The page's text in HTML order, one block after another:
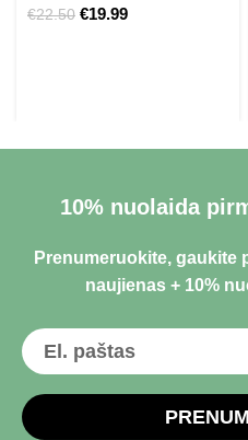
€22.50 €19.99
10% nuolaida
Prenumeruokite, gaukite
naujienas + 10%